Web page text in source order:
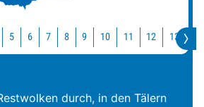
5 6 7 8 9 10 11 12 13
durch, in den Tälern